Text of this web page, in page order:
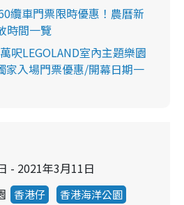
纜車門票限時優惠！農曆新
時間一覽
呎LEGOLAND室內主題樂園
家入場門票優惠/開幕日期一
- 2021年3月11日
香港仔 香港海洋公園